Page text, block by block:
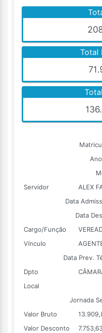
Total
Ano
Servidor
ALEX
Data
Data
Cargo/Função
Vínculo
Data Prev.
Dpto
Local
Jornada
Valor Bruto
Valor Desconto